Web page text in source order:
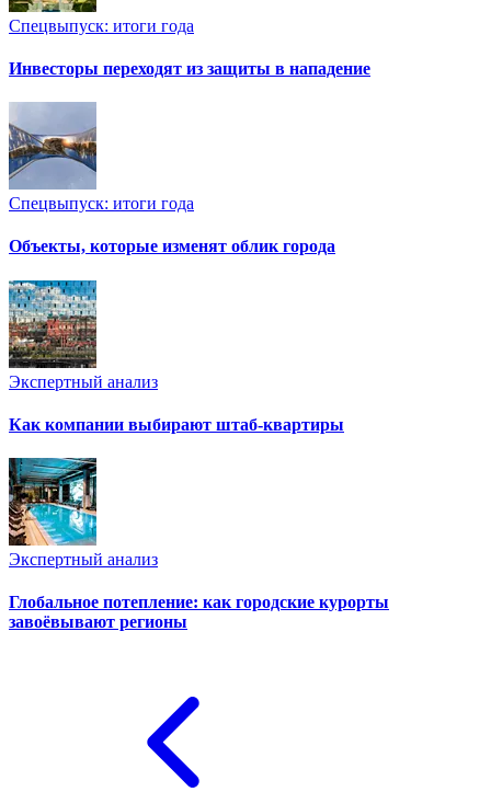
Спецвыпуск: итоги года
Инвесторы переходят из защиты в нападение
Спецвыпуск: итоги года
Объекты, которые изменят облик города
Экспертный анализ
Как компании выбирают штаб-квартиры
Экспертный анализ
Глобальное потепление: как городские курорты
завоёвывают регионы